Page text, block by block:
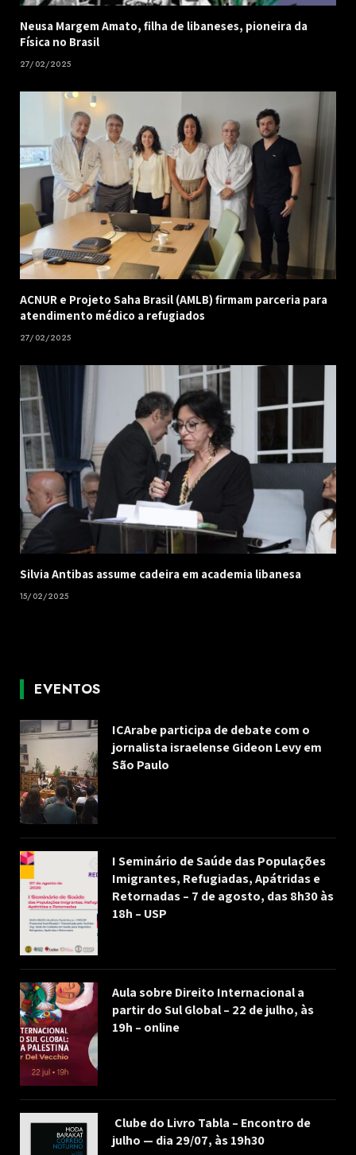
Neusa Margem Amato, filha de libaneses, pioneira da
Física no Brasil
27/02/2025
ACNUR e Projeto Saha Brasil (AMLB) firmam parceria para
atendimento médico a refugiados
27/02/2025
Silvia Antibas assume cadeira em academia libanesa
15/02/2025
EVENTOS
ICArabe participa de debate com o
jornalista israelense Gideon Levy em
São Paulo
I Seminário de Saúde das Populações
Imigrantes, Refugiadas, Apátridas e
Retornadas – 7 de agosto, das 8h30 às
18h – USP
Aula sobre Direito Internacional a
partir do Sul Global – 22 de julho, às
19h – online
Clube do Livro Tabla – Encontro de
julho — dia 29/07, às 19h30